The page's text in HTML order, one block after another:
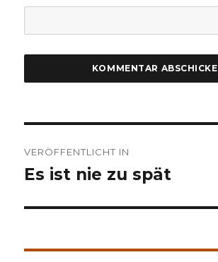
VERÖFFENTLICHT IN
Es ist nie zu spät